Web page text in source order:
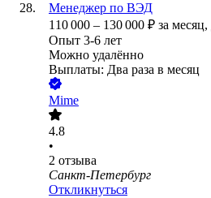
Менеджер по ВЭД
110 000 – 130 000 ₽ за месяц,
Опыт 3-6 лет
Можно удалённо
Выплаты: Два раза в месяц
Mime
4.8
•
2 отзыва
Санкт-Петербург
Откликнуться